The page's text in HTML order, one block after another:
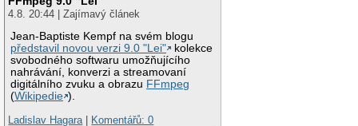
4.8. 20:44 | Zajímavý článek
Jean-Baptiste Kempf na svém blogu
představil novou verzi 9.0 "Lei"
kolekce
svobodného softwaru umožňujícího
nahrávání, konverzi a streamovaní
digitálního zvuku a obrazu FFmpeg
(Wikipedie ).
Ladislav Hagara| Komentářů: 0